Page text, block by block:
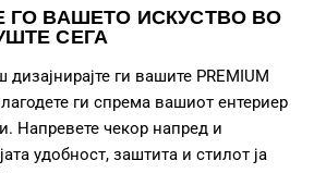
ГО ВАШЕТО ИСКУСТВО ВО
СЕГА
ги вашите PREMIUM
ги спрема вашиот ентериер
Напревете чекор напред и
удобност, заштита и стилот ја